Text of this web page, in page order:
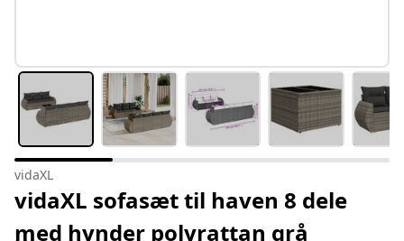
vidaXL
vidaXL sofasæt til haven 8 dele
med hynder polyrattan grå